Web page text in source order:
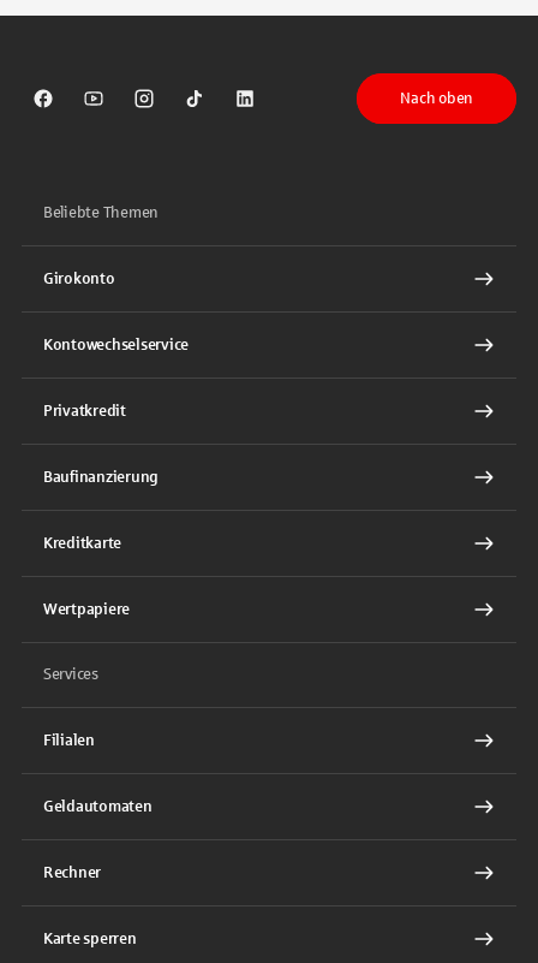
Sparkasse auf Facebook
Sparkasse auf Youtube
Sparkasse auf Instagram
Sparkasse auf TikTok
Sparkasse auf LinkedIn
Nach oben
Beliebte Themen
Girokonto
Kontowechselservice
Privatkredit
Baufinanzierung
Kreditkarte
Wertpapiere
Services
Filialen
Geldautomaten
Rechner
Karte sperren